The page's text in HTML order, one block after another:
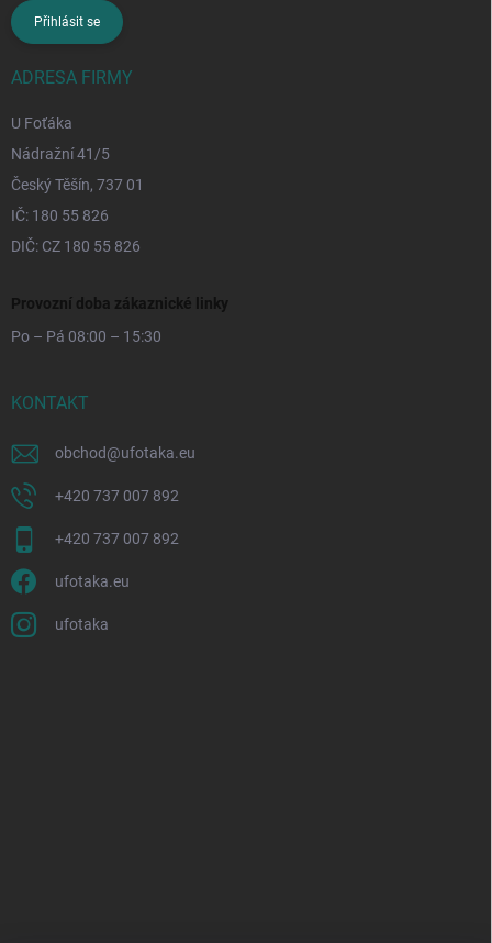
Přihlásit se
ADRESA FIRMY
U Foťáka
Nádražní 41/5
Český Těšín, 737 01
IČ: 180 55 826
DIČ: CZ 180 55 826
Provozní doba zákaznické linky
Po – Pá 08:00 – 15:30
KONTAKT
obchod@ufotaka.eu
+420 737 007 892
+420 737 007 892
ufotaka.eu
ufotaka